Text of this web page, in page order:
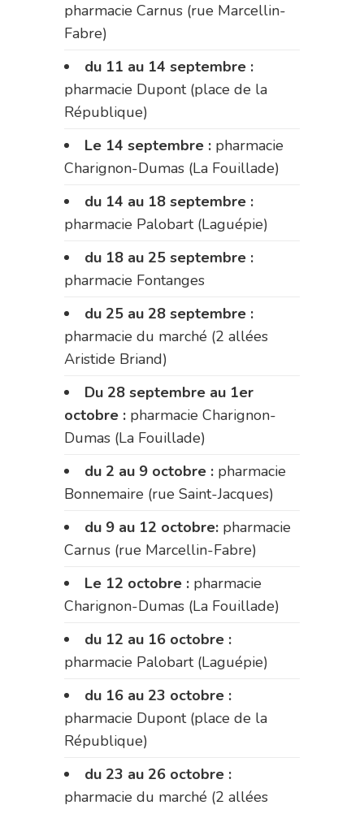
pharmacie Carnus (rue Marcellin-
Fabre)
du 11 au 14 septembre :
pharmacie Dupont (place de la
République)
Le 14 septembre : pharmacie
Charignon-Dumas (La Fouillade)
du 14 au 18 septembre :
pharmacie Palobart (Laguépie)
du 18 au 25 septembre :
pharmacie Fontanges
du 25 au 28 septembre :
pharmacie du marché (2 allées
Aristide Briand)
Du 28 septembre au 1er
octobre : pharmacie Charignon-
Dumas (La Fouillade)
du 2 au 9 octobre : pharmacie
Bonnemaire (rue Saint-Jacques)
du 9 au 12 octobre: pharmacie
Carnus (rue Marcellin-Fabre)
Le 12 octobre : pharmacie
Charignon-Dumas (La Fouillade)
du 12 au 16 octobre :
pharmacie Palobart (Laguépie)
du 16 au 23 octobre :
pharmacie Dupont (place de la
République)
du 23 au 26 octobre :
pharmacie du marché (2 allées